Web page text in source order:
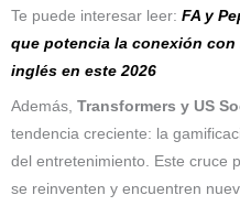
Te puede interesar leer: FA y
que potencia la conexión
inglés en este 2026
Además, Transformers y US
tendencia creciente: la
del entretenimiento. Este cruce
se reinventen y encuentren